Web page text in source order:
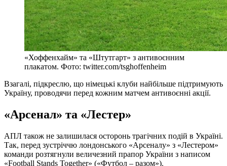
«Хоффенхайм» та «Штутгарт» з антивоєнним
плакатом. Фото: twitter.com/tsghoffenheim
Взагалі, підкреслю, що німецькі клуби найбільше підтримують
Україну, проводячи перед кожним матчем антивоєнні акції.
«Арсенал» та «Лестер»
АПЛ також не залишилася осторонь трагічних подій в Україні.
Так, перед зустріччю лондонського «Арсеналу» з «Лестером»
команди розтягнули величезний прапор України з написом
«Football Stands Together» («Футбол – разом»).